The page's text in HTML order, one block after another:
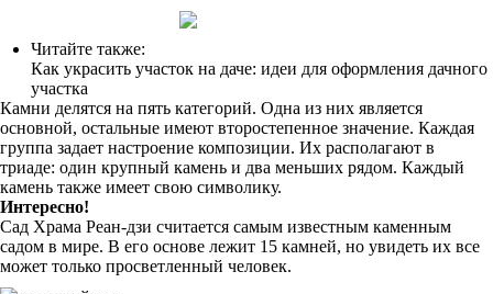
Читайте также:
Как украсить участок на даче: идеи для оформления дачного
участка
Камни делятся на пять категорий. Одна из них является
основной, остальные имеют второстепенное значение. Каждая
группа задает настроение композиции. Их располагают в
триаде: один крупный камень и два меньших рядом. Каждый
камень также имеет свою символику.
Интересно!
Сад Храма Реан-дзи считается самым известным каменным
садом в мире. В его основе лежит 15 камней, но увидеть их все
может только просветленный человек.